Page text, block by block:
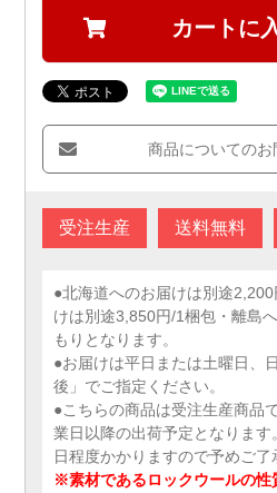
カートに
商品についてのお
受注生産 送料無料
●北海道へのお届けは別途
けは別途3,850円/1梱包・離島
もりとなります。
●お届けは平日または土曜日、
後」でご指定ください。
●こちらの商品は受注生産商品
業日以降の出荷予定となりま
日程度かかりますので予めご了
※素材であるロックウールの性